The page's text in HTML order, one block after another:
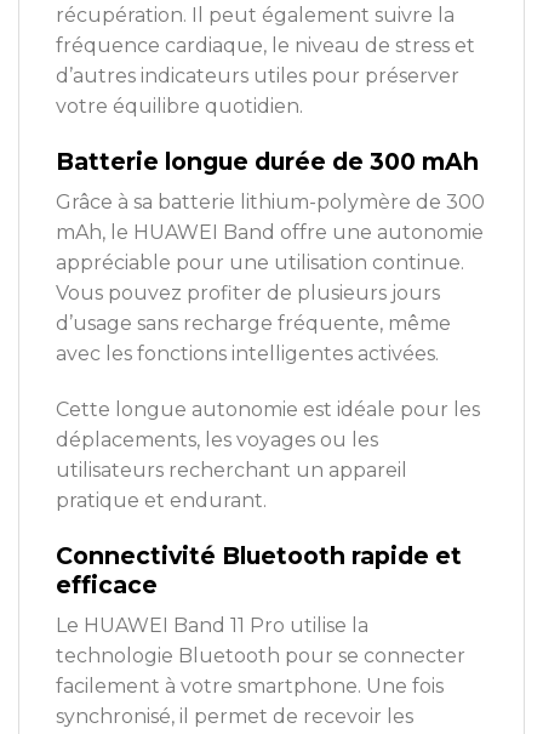
récupération. Il peut également suivre la
fréquence cardiaque, le niveau de stress et
d’autres indicateurs utiles pour préserver
votre équilibre quotidien.
Batterie longue durée de 300 mAh
Grâce à sa batterie lithium-polymère de 300
mAh, le HUAWEI Band offre une autonomie
appréciable pour une utilisation continue.
Vous pouvez profiter de plusieurs jours
d’usage sans recharge fréquente, même
avec les fonctions intelligentes activées.
Cette longue autonomie est idéale pour les
déplacements, les voyages ou les
utilisateurs recherchant un appareil
pratique et endurant.
Connectivité Bluetooth rapide et
efficace
Le HUAWEI Band 11 Pro utilise la
technologie Bluetooth pour se connecter
facilement à votre smartphone. Une fois
synchronisé, il permet de recevoir les